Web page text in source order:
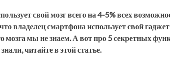
свой мозг всего на 4-5% всех
владелец смартфона использует свой
мозга мы не знаем. А вот про 5 секретных
читайте в этой статье.